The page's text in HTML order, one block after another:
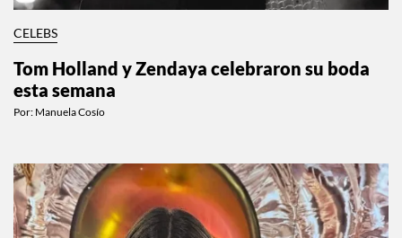
CELEBS
Tom Holland y Zendaya celebraron su boda
esta semana
Por: Manuela Cosío